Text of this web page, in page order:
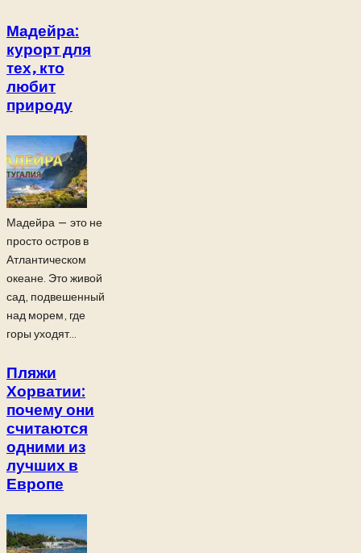
Мадейра:
курорт для
тех, кто
любит
природу
Мадейра — это не
просто остров в
Атлантическом
океане. Это живой
сад, подвешенный
над морем, где
горы уходят...
Пляжи
Хорватии:
почему они
считаются
одними из
лучших в
Европе